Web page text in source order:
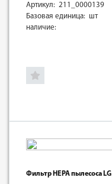
Артикул: 211_0000139
Базовая единица: шт
наличие:
Фильтр HEPA пылесоса LG